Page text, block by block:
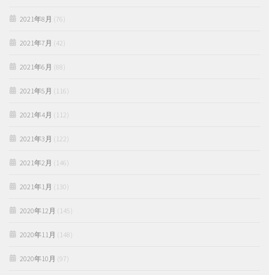
2021年8月 (76)
2021年7月 (42)
2021年6月 (88)
2021年5月 (116)
2021年4月 (112)
2021年3月 (122)
2021年2月 (146)
2021年1月 (130)
2020年12月 (145)
2020年11月 (148)
2020年10月 (97)